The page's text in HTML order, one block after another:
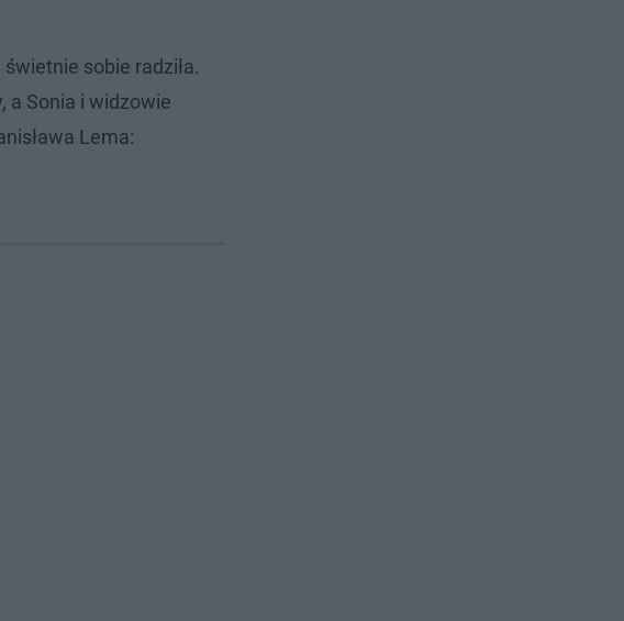
sobie radziła.
a Sonia i widzowie
Lema: